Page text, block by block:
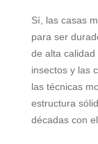
Sí, las casas
para ser
de alta
insectos y las
las técnicas
estructura
décadas con